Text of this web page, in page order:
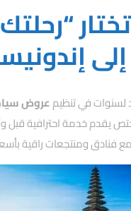
لسنوات في تنظيمعروض
يقدم خدمة احترافية قبل
فنادق ومنتجعات راقية